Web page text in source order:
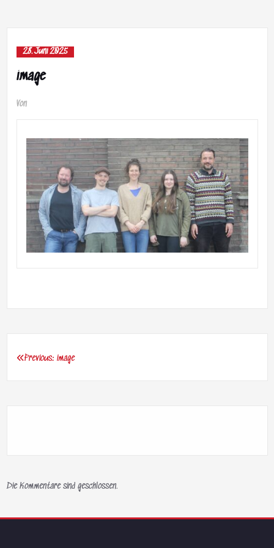
28. Juni 2025
image
Von
Beitragsnavigation
Previous: image
Die Kommentare sind geschlossen.